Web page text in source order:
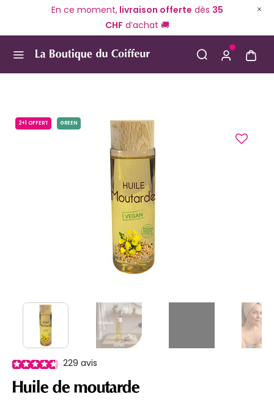
En ce moment,livraison offerte dès 35
CHF d’achat 🚚
2+1 OFFERT GREEN
229 avis
Huile de moutarde